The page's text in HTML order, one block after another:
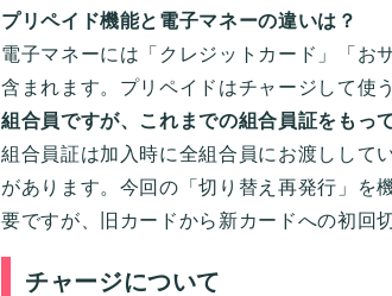
プリペイド機能と電子マネーの違いは？
電子マネーには「クレジットカード」「お
含まれます。プリペイドはチャージして使
組合員ですが、これまでの組合員証をもっ
組合員証は加入時に全組合員にお渡しして
があります。今回の「切り替え再発行」を
要ですが、旧カードから新カードへの初回
チャージについて